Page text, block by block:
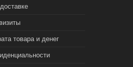
товара и денег